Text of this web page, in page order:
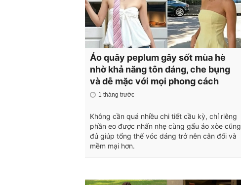
Áo quây peplum gây sốt mùa hè
nhờ khả năng tôn dáng, che bụng
và dễ mặc với mọi phong cách
1 tháng trước
Không cần quá nhiều chi tiết cầu kỳ, chỉ riêng
phần eo được nhấn nhẹ cùng gấu áo xòe cũng
đủ giúp tổng thể vóc dáng trở nên cân đối và
mềm mại hơn.